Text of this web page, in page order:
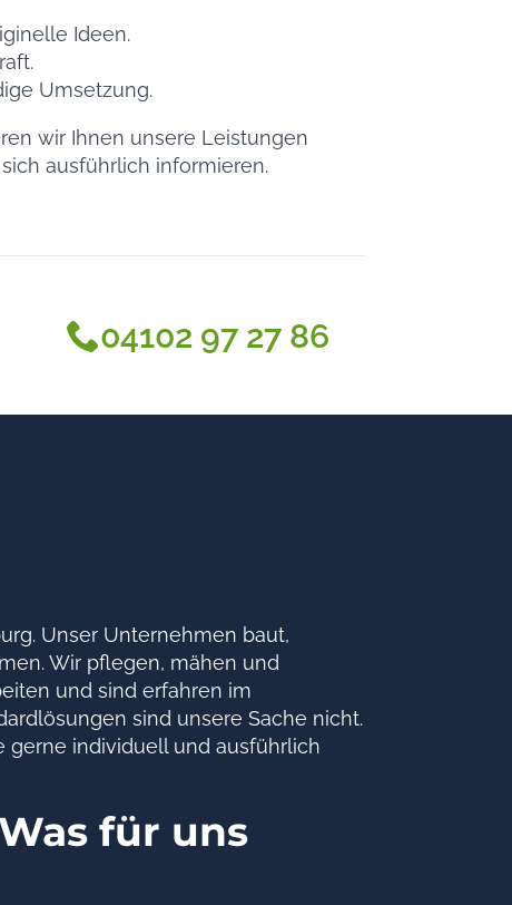
Ideen.
Umsetzung.
wir Ihnen unsere Leistungen
ausführlich informieren.
04102 97 27 86
Unser Unternehmen baut,
Wir pflegen, mähen und
und sind erfahren im
sind unsere Sache nicht.
gerne individuell und ausführlich
für uns